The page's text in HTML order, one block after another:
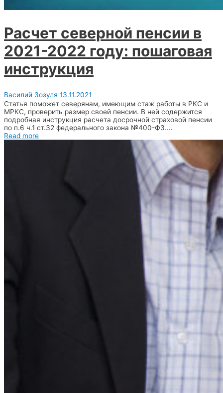
Расчет северной пенсии в
2021-2022 году: пошаговая
инструкция
Василий Зозуля 13.11.2021
Статья поможет северянам, имеющим стаж работы в РКС и
МРКС, проверить размер своей пенсии. В ней содержится
подробная инструкция расчета досрочной страховой пенсии
по п.6 ч.1 ст.32 федерального закона №400-ФЗ.…
Read more